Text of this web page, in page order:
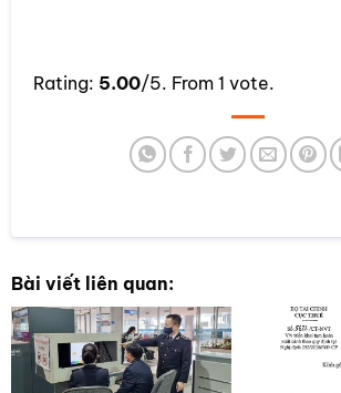
SUBMIT RATING
Rating: 5.00/5. From 1 vote.
Bài viết liên quan: